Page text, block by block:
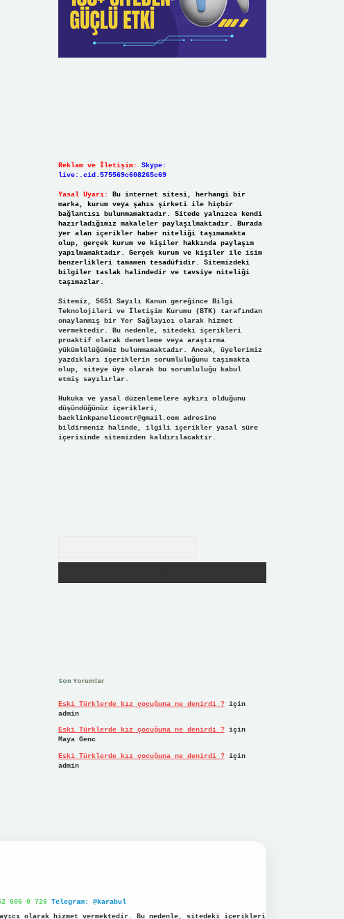
Reklam ve İletişim:
Skype:
live:.cid.575569c608265c69
Yasal Uyarı:
Bu internet sitesi, herhangi bir
marka, kurum veya şahıs şirketi ile hiçbir
bağlantısı bulunmamaktadır. Sitede yalnızca kendi
hazırladığımız makaleler paylaşılmaktadır. Burada
yer alan içerikler haber niteliği taşımamakta
olup, gerçek kurum ve kişiler hakkında paylaşım
yapılmamaktadır. Gerçek kurum ve kişiler ile isim
benzerlikleri tamamen tesadüfidir. Sitemizdeki
bilgiler taslak halindedir ve tavsiye niteliği
taşımazlar.
Sitemiz, 5651 Sayılı Kanun gereğince Bilgi
Teknolojileri ve İletişim Kurumu (BTK) tarafından
onaylanmış bir Yer Sağlayıcı olarak hizmet
vermektedir. Bu nedenle, sitedeki içerikleri
proaktif olarak denetleme veya araştırma
yükümlülüğümüz bulunmamaktadır. Ancak, üyelerimiz
yazdıkları içeriklerin sorumluluğunu taşımakta
olup, siteye üye olarak bu sorumluluğu kabul
etmiş sayılırlar.
Hukuka ve yasal düzenlemelere aykırı olduğunu
düşündüğünüz içerikleri,
backlinkpanelicomtr@gmail.comadresine
bildirmeniz halinde, ilgili içerikler yasal süre
içerisinde sitemizden kaldırılacaktır.
Son Yorumlar
Eski Türklerde kız çocuğuna ne denirdi ?için
admin
Eski Türklerde kız çocuğuna ne denirdi ?için
Maya Genc
Eski Türklerde kız çocuğuna ne denirdi ?için
admin
606 0 726
Telegram: @karabul
olarak hizmet vermektedir. Bu nedenle, sitedeki içerikleri